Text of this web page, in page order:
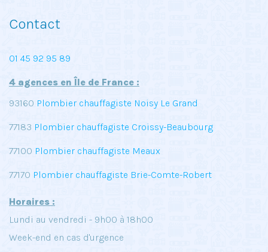
Contact
01 45 92 95 89
4 agences en Île de France :
93160 Plombier chauffagiste Noisy Le Grand
77183 Plombier chauffagiste Croissy-Beaubourg
77100 Plombier chauffagiste Meaux
77170 Plombier chauffagiste Brie-Comte-Robert
Horaires :
Lundi au vendredi - 9h00 à 18h00
Week-end en cas d'urgence